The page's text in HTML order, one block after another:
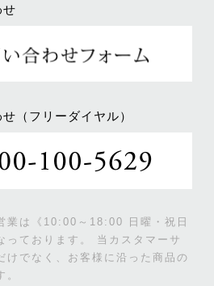
せ
（フリーダイヤル）
業は《10:00～18:00 日曜・祝日
っております。
当カスタマーサ
けでなく、お客様に沿った商品の
。